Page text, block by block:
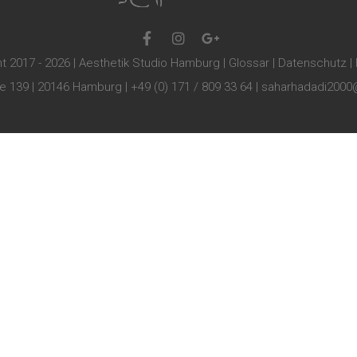
2017 - 2026 | Aesthetik Studio Hamburg | Glossar | Datenschutz |
139 | 20146 Hamburg | +49 (0) 171 / 809 33 64 |